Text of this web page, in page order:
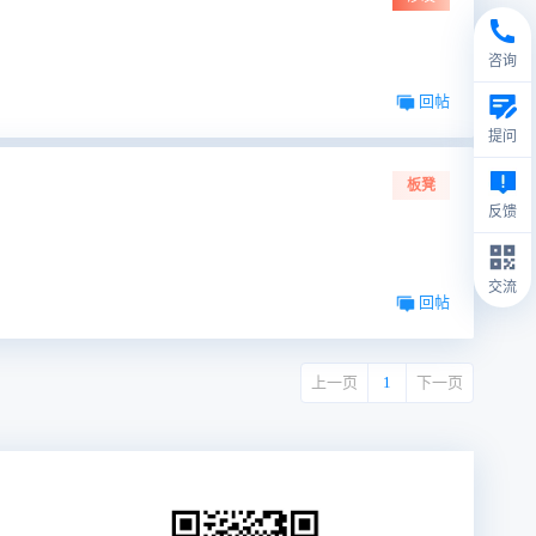
回帖
板凳
回帖
上一页 1 下一页
咨询
提问
反馈
交流